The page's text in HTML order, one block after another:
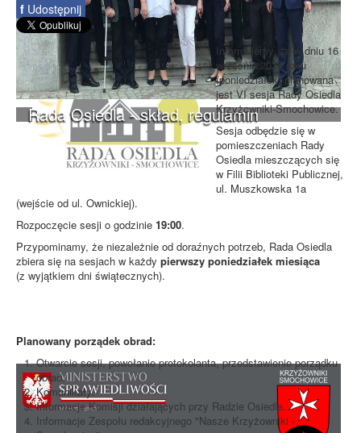
Rada Osiedla - skład, regulamin
f Udostępnij
Informujemy, że w dniu 16
września 2024 roku
(poniedziałek) planowana
jest VI sesja Rady Osiedla
Krzyżowniki-Smochowice.
Sesja odbędzie się w
pomieszczeniach Rady
Osiedla mieszczących się
w Filii Biblioteki Publicznej,
ul. Muszkowska 1a
(wejście od ul. Ownickiej).
Rozpoczęcie sesji o godzinie 19:00.
Przypominamy, że niezależnie od doraźnych potrzeb, Rada Osiedla
zbiera się na sesjach w każdy pierwszy poniedziałek miesiąca
(z wyjątkiem dni świątecznych).
Planowany porządek obrad:
Otwarcie sesji, powołanie protokolanta, przedstawienie porządku
obrad.
Komunikaty.
Informacje Komisji działających przy Radzie Osiedla.
Informacje Zespołu redakcyjnego "Nasze Krzyżowniki -